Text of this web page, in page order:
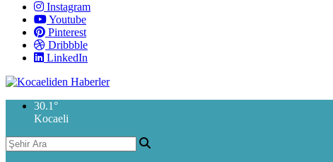
Instagram
Youtube
Pinterest
Dribbble
LinkedIn
30.1 °
Kocaeli